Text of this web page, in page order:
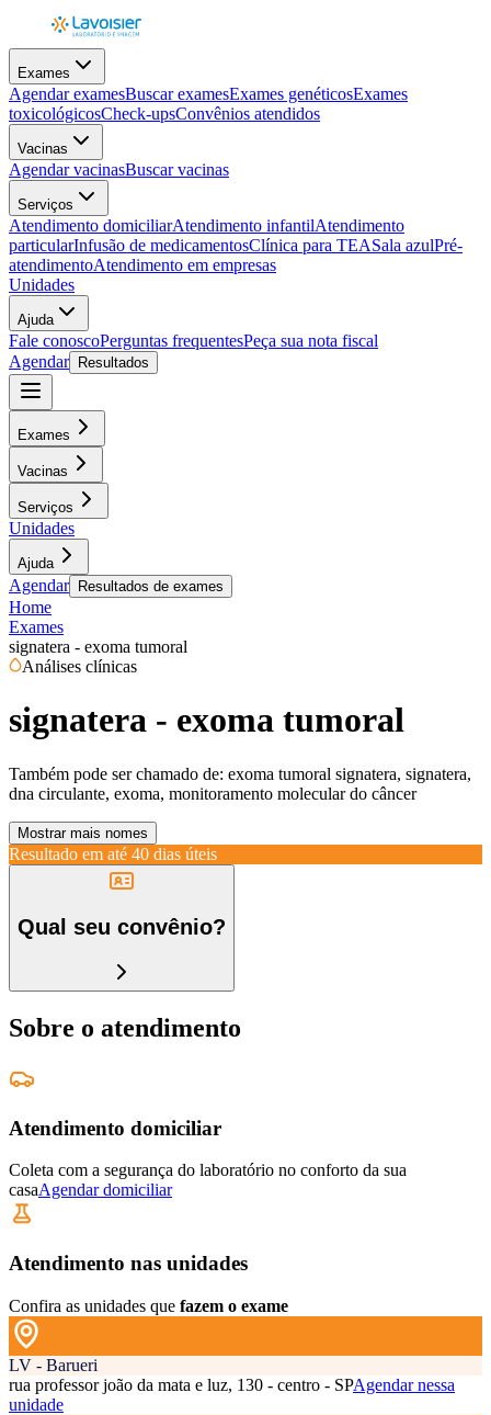
Exames
Agendar examesBuscar examesExames genéticosExames
toxicológicosCheck-upsConvênios atendidos
Vacinas
Agendar vacinasBuscar vacinas
Serviços
Atendimento domiciliarAtendimento infantilAtendimento
particularInfusão de medicamentosClínica para TEASala azulPré-
atendimentoAtendimento em empresas
Unidades
Ajuda
Fale conoscoPerguntas frequentesPeça sua nota fiscal
Agendar
Resultados
Exames
Vacinas
Serviços
Unidades
Ajuda
Agendar Resultados de exames
Home
Exames
signatera - exoma tumoral
Análises clínicas
signatera - exoma tumoral
Também pode ser chamado de: exoma tumoral signatera, signatera,
dna circulante, exoma, monitoramento molecular do câncer
Mostrar mais nomes
Resultado em até 40 dias úteis
Qual seu convênio?
Sobre o atendimento
Atendimento domiciliar
Coleta com a segurança do laboratório no conforto da sua
casaAgendar domiciliar
Atendimento nas unidades
Confira as unidades que fazem o exame
LV - Barueri
rua professor joão da mata e luz, 130 - centro - SPAgendar nessa
unidade